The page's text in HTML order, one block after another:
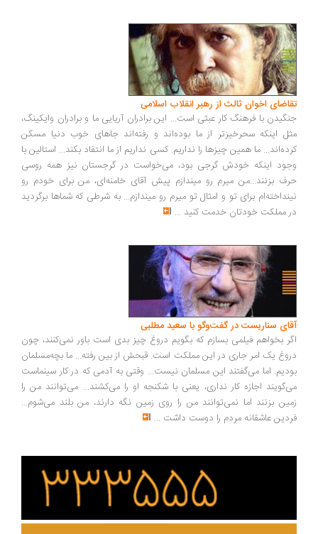
اخوان ثالث از رهبر انقلاب اسلامی
با فرهنگ کار عبثی است... این برادران آریایی ما و برادران وایکینگ،
اینکه سحرخیزتر از ما بوده‌اند و رفته‌اند جاهای خوب دنیا مسکن
ما همین چیزها را نداریم. کسی نداریم از ما انتقاد بکند... استالین با
اینکه خودش گرجی بود، می‌خواست در گرجستان نیز همه روسی
بزنند...من میرم رو میندازم پیش آقای خامنه‌ای، من برای خودم رو
برای تو و امثال تو میرم رو میندازم... به شرطی که شماها برگردید
مملکت خودتان خدمت کنید...
سناریست در گفت‌وگو با سعید مطلبی
بخواهم فیلمی بسازم که بگویم دروغ چیز بدی است باور نمی‌کنند، چون
یک امر جاری در این مملکت است. قبحش از بین رفته... ما بچه‌مسلمان
اما می‌گفتند این مسلمان نیست... وقتی به آدمی که در کار سینماست
اجازه کار نداری، یعنی با شکنجه او را می‌کشند... می‌توانند من را
بزنند اما نمی‌توانند من را روی زمین نگه دارند، من بلند می‌شوم...
عاشقانه مردم را دوست داشت ...